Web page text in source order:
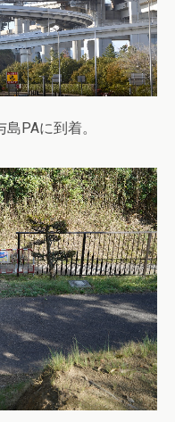
PAに到着。